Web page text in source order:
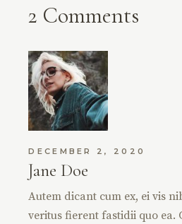
2 Comments
DECEMBER 2, 2020
Jane Doe
Autem dicant cum ex, ei vis
veritus fierent fastidii quo ea.